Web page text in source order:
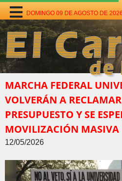
DOMINGO 09 DE AGOSTO DE 2026
MARCHA FEDERAL
VOLVERÁN A
PRESUPUESTO Y SE
MOVILIZACIÓN MASIVA
12/05/2026